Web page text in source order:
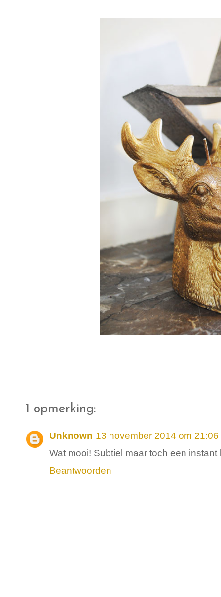
1 opmerking:
Unknown 13 november 2014 om 21:06
Wat mooi! Subtiel maar toch een
Beantwoorden